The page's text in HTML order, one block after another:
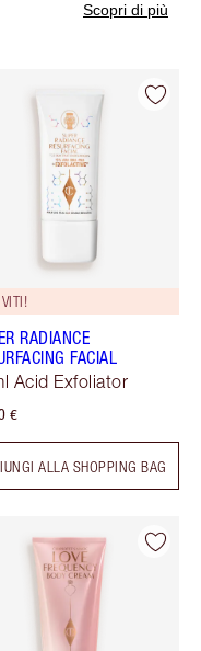
Scopri di più
RADIANCE
FACIAL
Acid Exfoliator
€
ALLA SHOPPING BAG